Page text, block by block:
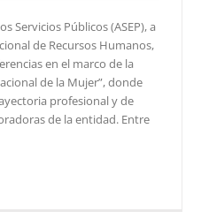
Servicios Públicos (ASEP), a
de Recursos Humanos,
en el marco de la
de la Mujer”, donde
profesional y de
de la entidad. Entre